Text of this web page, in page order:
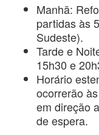
Manhã:
partidas às
Sudeste).
Tarde e
15h30 e
Horário
ocorrerão
em direção
de espera.